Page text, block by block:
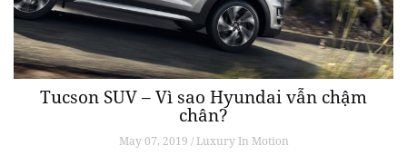
Tucson SUV – Vì sao Hyundai vẫn chậm
chân?
May 07, 2019 / Luxury In Motion